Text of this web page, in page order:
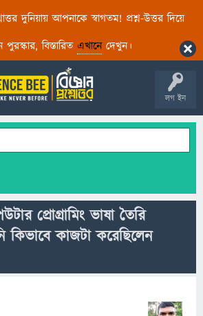
দুনিয়ায় আপনাকে স্বাগতম! প্রশ্ন-উত্তর দিয়ে
বিস্তারিত এখানেদেখুন।
লগ ইন
প্রোগ্রামিং ভাষা তৈরি
কিভাবে কাজটা করেছিলেন